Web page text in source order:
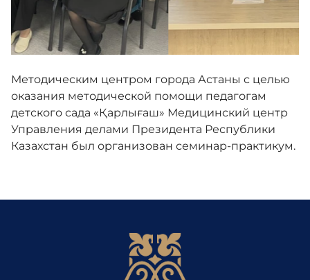
Медиа
Комплаенс-офицер
Обратная связь
Адалдық алаңы
Единый словарь
Версия для слабовидящих
Методическим центром города Астаны с целью
оказания методической помощи педагогам
детского сада «Қарлығаш» Медицинский центр
Управления делами Президента Республики
Казахстан был организован семинар-практикум.